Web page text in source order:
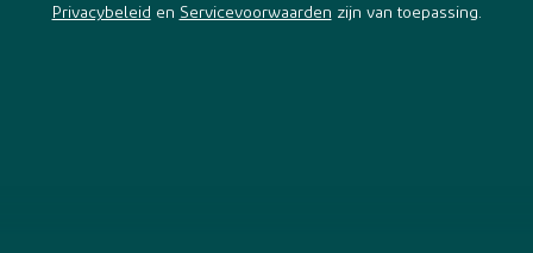
Privacybeleid en Servicevoorwaarden zijn van toepassing.